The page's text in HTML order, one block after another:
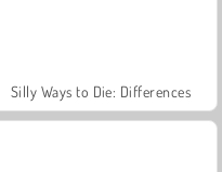
Silly Ways to Die: Differences